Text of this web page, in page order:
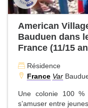
American
Bauduen dans
France (11/15
Résidence
France Var
Une colonie 100 %
s’amuser entre